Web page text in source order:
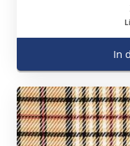
In